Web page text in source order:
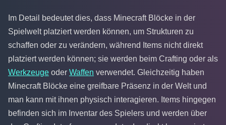
Im Detail bedeutet dies, dass Minecraft Blöcke in der
Spielwelt platziert werden können, um Strukturen zu
schaffen oder zu verändern, während Items nicht direkt
platziert werden können; sie werden beim Crafting oder als
Werkzeuge oder Waffen verwendet. Gleichzeitig haben
Minecraft Blöcke eine greifbare Präsenz in der Welt und
man kann mit ihnen physisch interagieren. Items hingegen
befinden sich im Inventar des Spielers und werden über